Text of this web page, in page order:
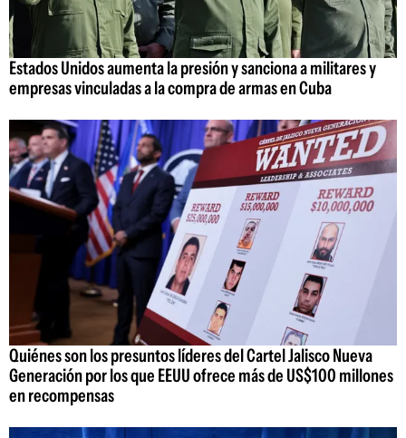
Estados Unidos aumenta la presión y sanciona a militares y
empresas vinculadas a la compra de armas en Cuba
Quiénes son los presuntos líderes del Cartel Jalisco Nueva
Generación por los que EEUU ofrece más de US$100 millones
en recompensas